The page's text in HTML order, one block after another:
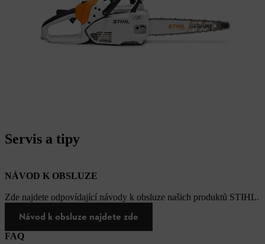
Servis a tipy
NÁVOD K OBSLUZE
Zde najdete odpovídající návody k obsluze našich produktů STIHL.
Návod k obsluze najdete zde
FAQ